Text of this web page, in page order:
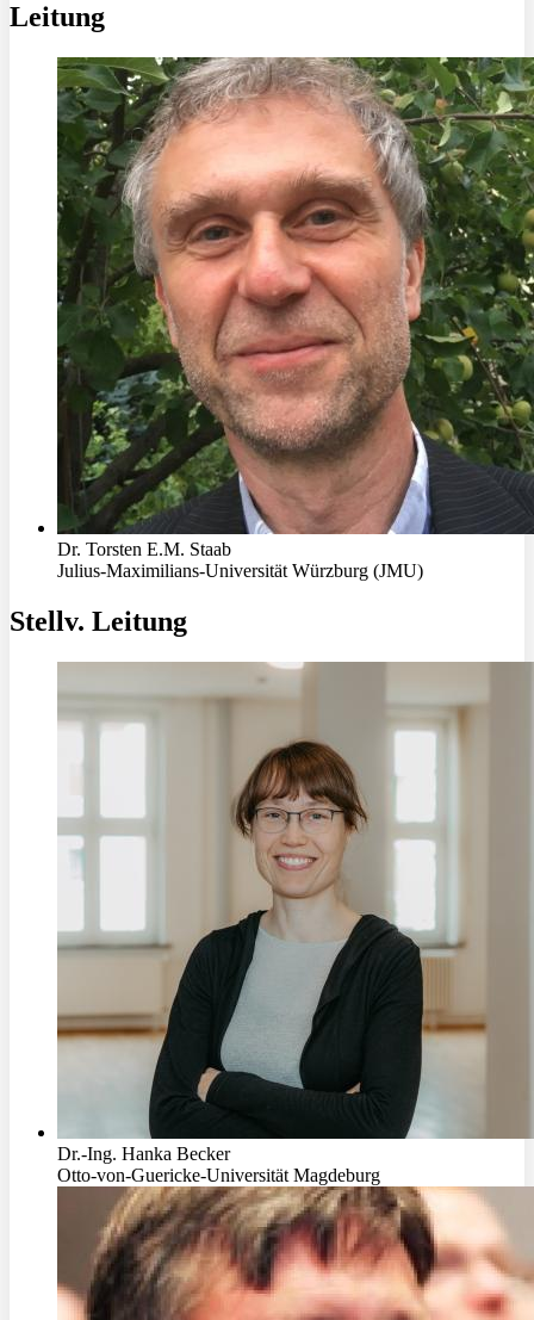
Leitung
Dr. Torsten E.M. Staab
Julius-Maximilians-Universität Würzburg (JMU)
Stellv. Leitung
Dr.-Ing. Hanka Becker
Otto-von-Guericke-Universität Magdeburg